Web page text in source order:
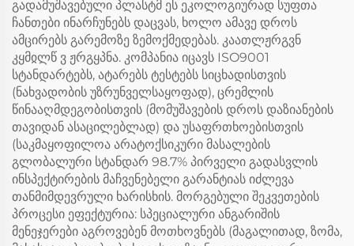
გადამუშავებული პლასტმ ეს ეკოლოგიურად სუფთა
ჩანთები ინარჩუნებს დაცვას, ხოლო ამავე დროს
ამცირებს გარემოზე ზემოქმედებას. კაათლჟრგვნ
კყმჲლწ ვ ჟრგყპნა. კომპანია იცავს ISO9001
სტანდარტებს, ატარებს ტესტებს სიცხადისთვის
(ნახვადობის უზრუნველსაყოფად), ცრემლის
წინააღმდეგობისთვის (მომუშავების დროს დაზიანების
თავიდან ასაცილებლად) და უსაფრთხოებისთვის
(საკმაყოფილოა არატოქსიკური მასალების
გლობალური სტანდარ 98.7% პირველი გადასვლის
ინსპექტირების მაჩვენებელი გარანტიას იძლევა
თანმიმდევრული ხარისხის. მორგებული შეკვეთების
პროცესი ეფექტურია: სპეციალური ანგარიშის
მენეჯერები აგროვებენ მოთხოვნებს (მაგალითად, ზომა,